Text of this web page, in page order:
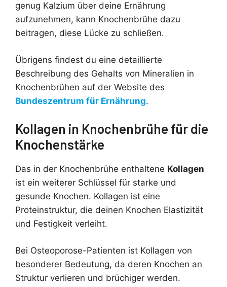
genug Kalzium über deine Ernährung
aufzunehmen, kann Knochenbrühe dazu
beitragen, diese Lücke zu schließen.
Übrigens findest du eine detaillierte
Beschreibung des Gehalts von Mineralien in
Knochenbrühen auf der Website des
Bundeszentrum für Ernährung.
Kollagen in Knochenbrühe für die
Knochenstärke
Das in der Knochenbrühe enthaltene Kollagen
ist ein weiterer Schlüssel für starke und
gesunde Knochen. Kollagen ist eine
Proteinstruktur, die deinen Knochen Elastizität
und Festigkeit verleiht.
Bei Osteoporose-Patienten ist Kollagen von
besonderer Bedeutung, da deren Knochen an
Struktur verlieren und brüchiger werden.